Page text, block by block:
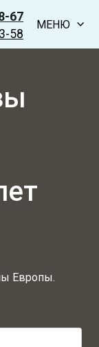
67
58
МЕНЮ
Европы.